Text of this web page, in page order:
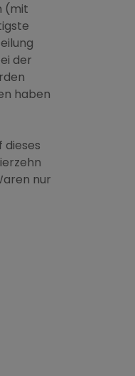
(mit
der
haben
dieses
nur